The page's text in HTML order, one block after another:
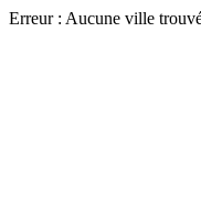
Erreur : Aucune ville